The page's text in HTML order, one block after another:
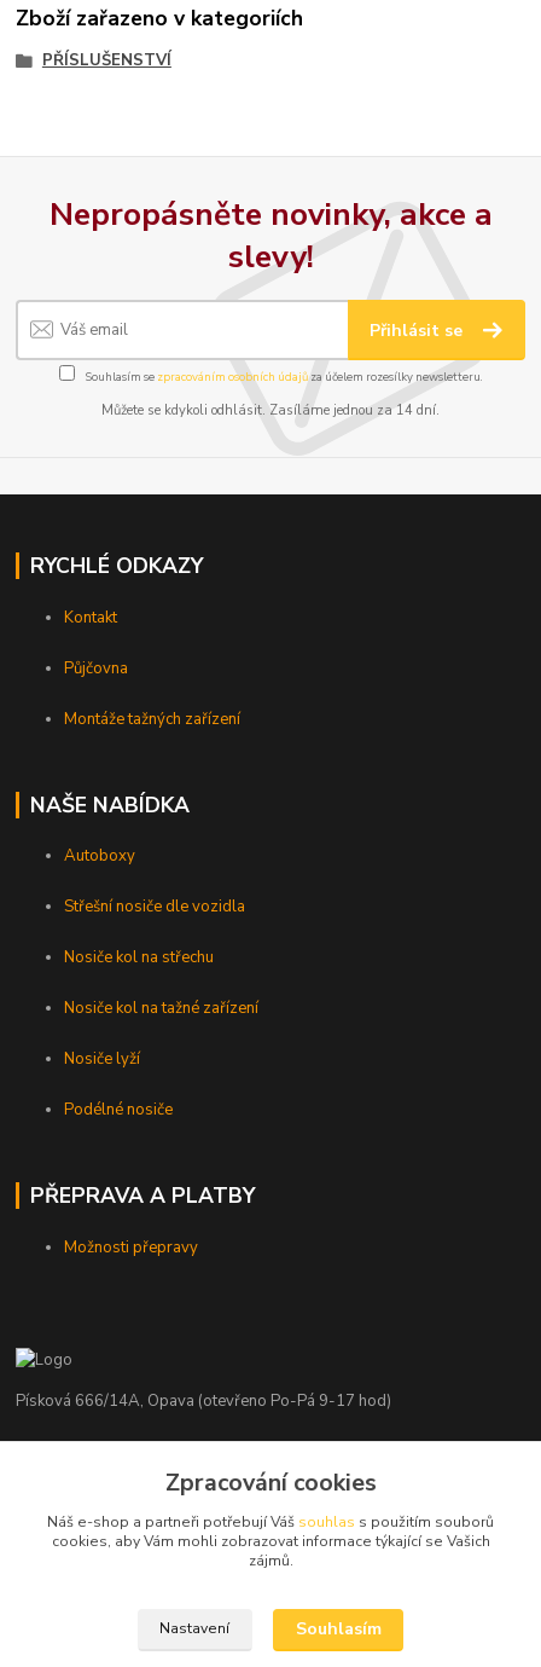
Zboží zařazeno v kategoriích
PŘÍSLUŠENSTVÍ
Nepropásněte novinky, akce a
slevy!
Přihlásit se
Souhlasím se zpracováním osobních údajůza účelem rozesílky newsletteru.
Můžete se kdykoli odhlásit. Zasíláme jednou za 14 dní.
RYCHLÉ ODKAZY
Kontakt
Půjčovna
Montáže tažných zařízení
NAŠE NABÍDKA
Autoboxy
Střešní nosiče dle vozidla
Nosiče kol na střechu
Nosiče kol na tažné zařízení
Nosiče lyží
Podélné nosiče
PŘEPRAVA A PLATBY
Možnosti přepravy
Písková 666/14A, Opava (otevřeno Po-Pá 9-17 hod)
+420 776 839 986
info@nosice.com
Zpracování cookies
Náš e-shop a partneři potřebují Váš souhlas s použitím souborů
cookies, aby Vám mohli zobrazovat informace týkající se Vašich
zájmů.
Nastavení Souhlasím